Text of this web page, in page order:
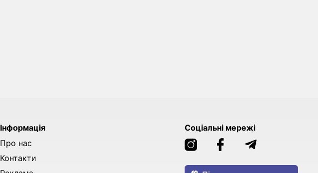
Інформація
Про нас
Контакти
Соціальні мережі